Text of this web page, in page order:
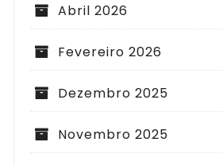
Abril 2026
Fevereiro 2026
Dezembro 2025
Novembro 2025